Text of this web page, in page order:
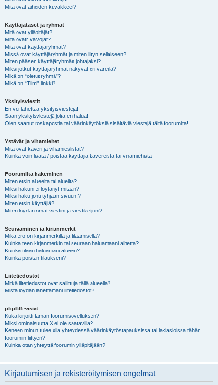
Mitä ovat aiheiden kuvakkeet?
Käyttäjätasot ja ryhmät
Mitä ovat ylläpitäjät?
Mitä ovatr valvojat?
Mitä ovat käyttäjäryhmät?
Missä ovat käyttäjäryhmät ja miten liityn sellaiseen?
Miten pääsen käyttäjäryhmän johtajaksi?
Miksi jotkut käyttäjäryhmät näkyvät eri väreillä?
Mikä on “oletusryhmä”?
Mikä on “Tiimi” linkki?
Yksityisviestit
En voi lähettää yksityisviestejä!
Saan yksityisviestejä joita en halua!
Olen saanut roskapostia tai väärinkäytöksiä sisältäviä viestejä tältä foorumilta!
Ystävät ja vihamiehet
Mitä ovat kaveri ja vihamieslistat?
Kuinka voin lisätä / poistaa käyttäjiä kavereista tai vihamiehistä
Foorumilta hakeminen
Miten etsin alueelta tai alueilta?
Miksi hakuni ei löytänyt mitään?
Miksi haku johti tyhjään sivuun!?
Miten etsin käyttäjiä?
Miten löydän omat viestini ja viestiketjuni?
Seuraaminen ja kirjanmerkit
Mikä ero on kirjanmerkillä ja tilaamisella?
Kuinka teen kirjanmerkin tai seuraan haluamaani aihetta?
Kuinka tilaan haluamani alueen?
Kuinka poistan tilaukseni?
Liitetiedostot
Mitkä liitetiedostot ovat sallittuja tällä alueella?
Mistä löydän lähettämäni liitetiedostot?
phpBB -asiat
Kuka kirjoitti tämän foorumisovelluksen?
Miksi ominaisuutta X ei ole saatavilla?
Keneen minun tulee olla yhteydessä väärinkäytöstapauksissa tai lakiasioissa tähän
foorumiin liittyen?
Kuinka otan yhteyttä foorumin ylläpitäjään?
Kirjautumisen ja rekisteröitymisen ongelmat